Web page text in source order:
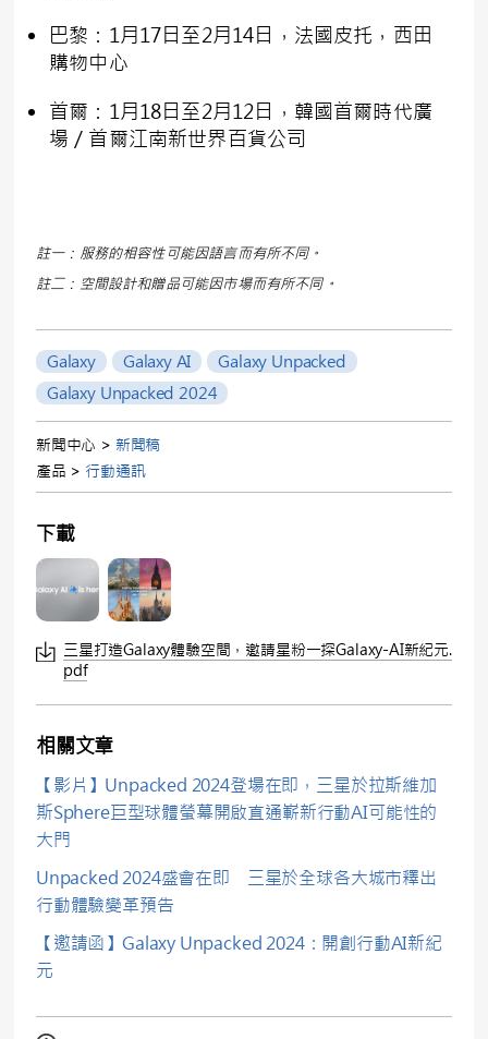
巴黎：1月17日至2月14日，法國皮托，西田
購物中心
首爾：1月18日至2月12日，韓國首爾時代廣
場／首爾江南新世界百貨公司
註一：服務的相容性可能因語言而有所不同。
註二：空間設計和贈品可能因市場而有所不同。
Galaxy Galaxy AI
Galaxy Unpacked
Galaxy Unpacked 2024
新聞中心 > 新聞稿
產品 > 行動通訊
下載
三星打造Galaxy體驗空間，邀請星粉一探Galaxy-AI新紀元.
pdf
相關文章
【影片】Unpacked 2024登場在即，三星於拉斯維加
斯Sphere巨型球體螢幕開啟直通嶄新行動AI可能性的
大門
Unpacked 2024盛會在即 三星於全球各大城市釋出
行動體驗變革預告
【邀請函】Galaxy Unpacked 2024：開創行動AI新紀
元